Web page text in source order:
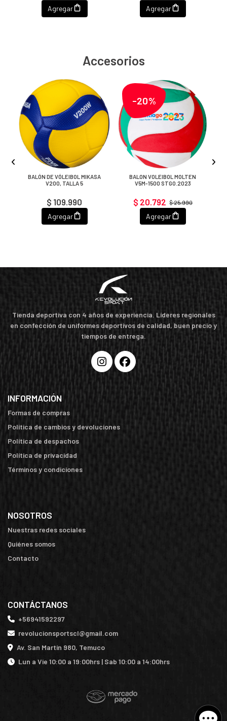
Agregar Agregar
Accesorios
BALÓN DE VÓLEIBOL MIKASA
V200, TALLA 5
$ 109.990
Agregar
-20%
BALON VOLEIBOL MOLTEN
V5M-1500 STGO.2023
$ 25.990
$ 20.792
Agregar
Tienda deportiva con 4 años de experiencia. Líderes regionales
en confección de uniformes deportivos de calidad, buen precio y
tiempos de entrega.
INFORMACIÓN
Formas de compras
Política de cambios y devoluciones
Política de despachos
Política de privacidad
Términos y condiciones
NOSOTROS
Nuestras redes sociales
Quiénes somos
Contacto
CONTÁCTANOS
+56941592297
revolucionsportscl@gmail.com
Av. San Martín 980, Temuco
Lun a Vie 10:00 a 19:00hrs | Sab 10:00 a 14:00hrs